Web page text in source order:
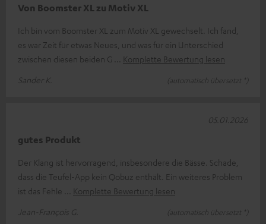
Von Boomster XL zu Motiv XL
Ich bin vom Boomster XL zum Motiv XL gewechselt. Ich fand,
es war Zeit für etwas Neues, und was für ein Unterschied
zwischen diesen beiden G
Komplette Bewertung lesen
Sander K.
(automatisch übersetzt *)
gutes Produkt
Der Klang ist hervorragend, insbesondere die Bässe. Schade,
dass die Teufel-App kein Qobuz enthält. Ein weiteres Problem
ist das Fehle
Komplette Bewertung lesen
Jean-François G.
(automatisch übersetzt *)
05.01.2026